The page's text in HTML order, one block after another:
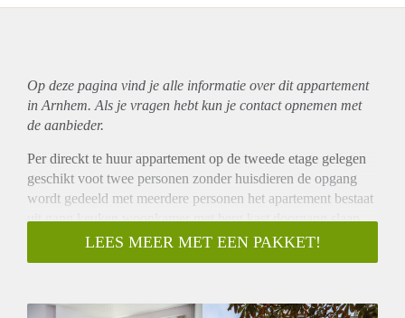
Op deze pagina vind je alle informatie over ditappartement
in Arnhem. Als je vragen hebt kun je contact opnemen met
de aanbieder.
Per direckt te huur appartement op de tweede etage gelegen
geschikt voot twee personen zonder huisdieren de opgang
wordt gedeeld met meerdere personen het apartement bestaat
uit gang keuken woonkamer met berg kast doorgang slaap
kamer slaapkamer met dakterras douche bad en toilet .
De huur prijs exclusief is 850,00 euro eclusief
LEES MEER MET EEN PAKKET!